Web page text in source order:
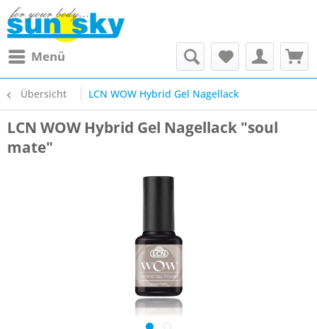
Menü
Übersicht LCN WOW Hybrid Gel Nagellack
LCN WOW Hybrid Gel Nagellack "soul
mate"